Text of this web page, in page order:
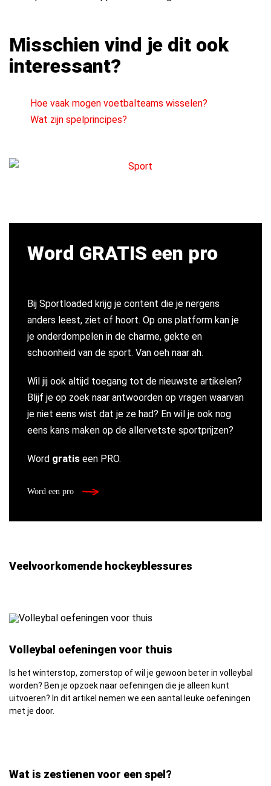
Misschien vind je dit ook
interessant?
Hoe vaak mogen voetbalteams wisselen?
Wat zijn spelprincipes?
Word GRATIS een pro
Bij Sportloaded krijg je content die je nergens
anders leest, ziet of hoort. Op ons platform kan je
je onderdompelen in de charme, gekte en
schoonheid van de sport. Van oeh naar ah.
Wil jij ook altijd toegang tot de nieuwste artikelen?
Blijf je op zoek naar antwoorden op vragen waarvan
je niet eens wist dat je ze had? En wil je ook nog
eens kans maken op de allervetste sportprijzen?
Word gratis een PRO.
Word een pro
Veelvoorkomende hockeyblessures
Volleybal oefeningen voor thuis
Is het winterstop, zomerstop of wil je gewoon beter in volleybal
worden? Ben je opzoek naar oefeningen die je alleen kunt
uitvoeren? In dit artikel nemen we een aantal leuke oefeningen
met je door.
Wat is zestienen voor een spel?